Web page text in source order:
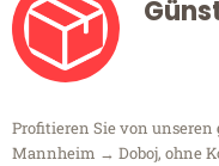
Profitieren Sie von unseren
Mannheim → Doboj, ohne